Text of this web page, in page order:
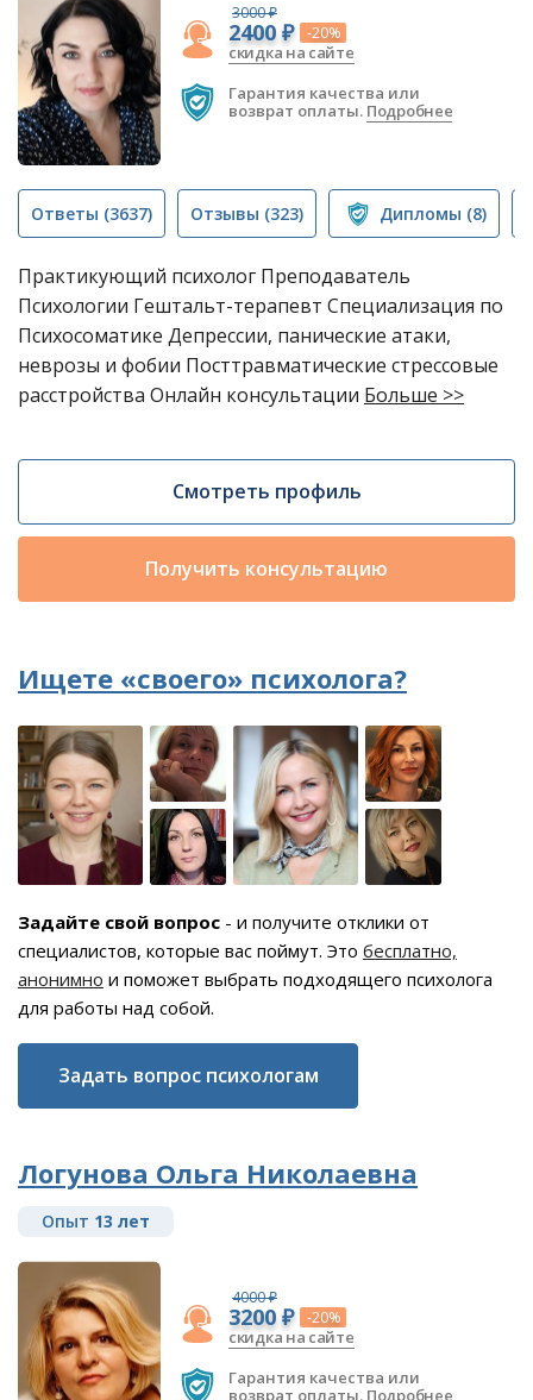
3000 ₽
2400 ₽ -20%
скидка на сайте
Гарантия качества или
возврат оплаты. Подробнее
Ответы (3637) Отзывы (323) Дипломы (8)
Практикующий психолог Преподаватель
Психологии Гештальт-терапевт Специализация по
Психосоматике Депрессии, панические атаки,
неврозы и фобии Посттравматические стрессовые
расстройства Онлайн консультации Больше >>
Смотреть профиль
Получить консультацию
Ищете «своего» психолога?
Задайте свой вопрос - и получите отклики от
специалистов, которые вас поймут. Это бесплатно,
анонимно и поможет выбрать подходящего психолога
для работы над собой.
Задать вопрос психологам
Логунова Ольга Николаевна
Опыт 13 лет
4000 ₽
3200 ₽ -20%
скидка на сайте
Гарантия качества или
возврат оплаты. Подробнее